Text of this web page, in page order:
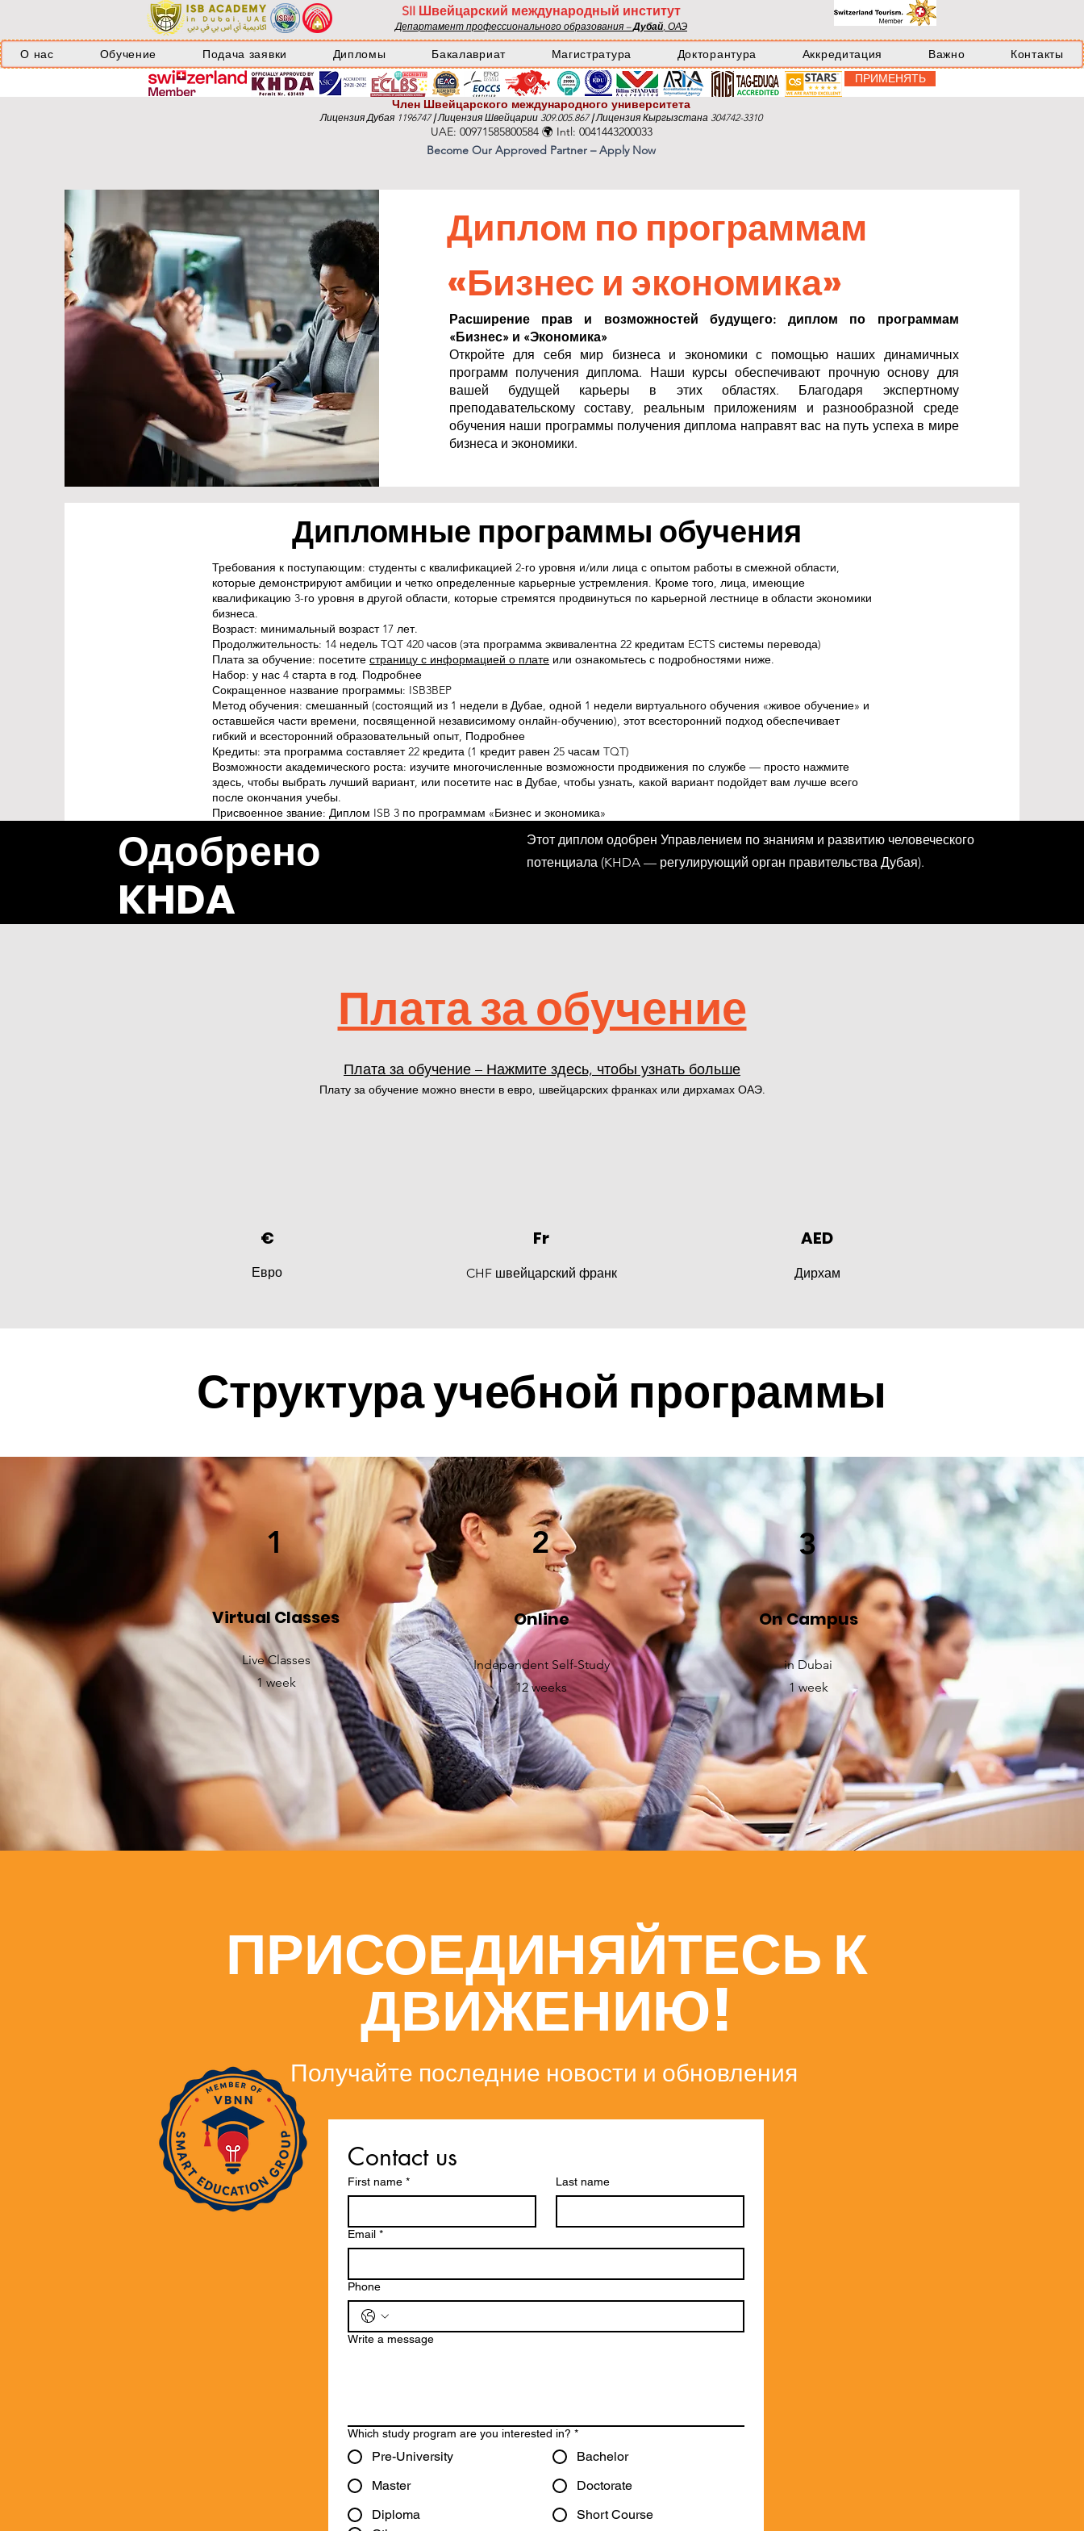
SII Швейцарский международный институт
Департамент профессионального образования –Дубай, ОАЭ
О нас Обучение Подача заявки Дипломы Бакалавриат Магистратура Докторантура Аккредитация Важно
Контакты
ПРИМЕНЯТЬ
Член Швейцарского международного университета
Лицензия Дубая 1196747|Лицензия Швейцарии 309.005.867|Лицензия Кыргызстана 304742-3310
UAE: 00971585800584 🌍 Intl: 0041443200033
Become Our Approved Partner – Apply Now
Диплом по программам
«Бизнес и экономика»
Расширение прав и возможностей будущего: диплом по программам
«Бизнес» и «Экономика»
Откройте для себя мир бизнеса и экономики с помощью наших динамичных
программ получения диплома. Наши курсы обеспечивают прочную основу для
вашей будущей карьеры в этих областях. Благодаря экспертному
преподавательскому составу, реальным приложениям и разнообразной среде
обучения наши программы получения диплома направят вас на путь успеха в мире
бизнеса и экономики.
Дипломные программы обучения
Требования к поступающим: студенты с квалификацией 2-го уровня и/или лица с опытом работы в смежной области,
которые демонстрируют амбиции и четко определенные карьерные устремления. Кроме того, лица, имеющие
квалификацию 3-го уровня в другой области, которые стремятся продвинуться по карьерной лестнице в области экономики
бизнеса.
Возраст: минимальный возраст 17 лет.
Продолжительность: 14 недель TQT 420 часов (эта программа эквивалентна 22 кредитам ECTS системы перевода)
Плата за обучение: посетите страницу с информацией о плате или ознакомьтесь с подробностями ниже.
Набор: у нас 4 старта в год. Подробнее
Сокращенное название программы: ISB3BEP
Метод обучения: смешанный (состоящий из 1 недели в Дубае, одной 1 недели виртуального обучения «живое обучение» и
оставшейся части времени, посвященной независимому онлайн-обучению), этот всесторонний подход обеспечивает
гибкий и всесторонний образовательный опыт, Подробнее
Кредиты: эта программа составляет 22 кредита (1 кредит равен 25 часам TQT)
Возможности академического роста: изучите многочисленные возможности продвижения по службе — просто нажмите
здесь, чтобы выбрать лучший вариант, или посетите нас в Дубае, чтобы узнать, какой вариант подойдет вам лучше всего
после окончания учебы.
Присвоенное звание: Диплом ISB 3 по программам «Бизнес и экономика»
Одобрено
KHDA
Этот диплом одобрен Управлением по знаниям и развитию человеческого
потенциала (KHDA — регулирующий орган правительства Дубая).
Плата за обучение
Плата за обучение – Нажмите здесь, чтобы узнать больше
Плату за обучение можно внести в евро, швейцарских франках или дирхамах ОАЭ.
€
Евро
Fr
CHF швейцарский франк
AED
Дирхам
Структура учебной программы
1
Virtual Classes
Live Classes
1 week
2
Online
Independent Self-Study
12 weeks
3
On Campus
in Dubai
1 week
ПРИСОЕДИНЯЙТЕСЬ К
ДВИЖЕНИЮ!
Получайте последние новости и обновления
Contact us
First name * Last name
Email *
Phone
Write a message
Which study program are you interested in? *
Pre-University
Bachelor
Master
Doctorate
Diploma
Short Course